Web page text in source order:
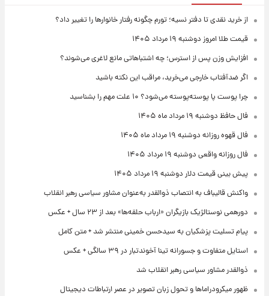
از خرید نقدی تا دفتر نسیه؛ تورم چگونه رفتار خانوارها را تغییر داد؟
قیمت طلا امروز دوشنبه ۱۹ مرداد ۱۴۰۵
افزایش وزن پس از استرس؛ چه اشتباهاتی مانع لاغری می‌شوند؟
اگر ضدآفتاب خارجی می‌خرید، مراقب این نکته باشید
چرا پوست پا پوسته‌پوسته می‌شود؟ ۱۰ علت مهم را بشناسید
فال حافظ دوشنبه ۱۹ مرداد ماه ۱۴۰۵
فال قهوه روزانه دوشنبه ۱۹ مرداد ماه ۱۴۰۵
فال روزانه واقعی دوشنبه ۱۹ مرداد ۱۴۰۵
پیش‌ بینی قیمت دلار دوشنبه ۱۹ مرداد ۱۴۰۵
واکنش قالیباف به انتصاب ذوالقدر به‌عنوان مشاور سیاسی رهبر انقلاب
دورهمی نوستالژیک بازیگران «ارباب حلقه‌ها» بعد از ۲۳ سال + عکس
پیام تسلیت پزشکیان به سیدحسن خمینی منتشر شد + متن کامل
استایل متفاوت و جسورانه تینا آخوندتبار در ۳۹ سالگی + عکس
ذوالقدر مشاور سیاسی رهبر انقلاب شد
ظهور میکرودراماها و تحول زبان تصویر در عصر ارتباطات دیجیتال